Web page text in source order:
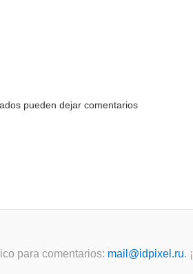
pueden dejar comentarios
para comentarios: mail@idpixel.ru.